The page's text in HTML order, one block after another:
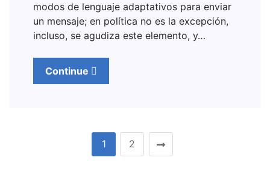
modos de lenguaje adaptativos para enviar
un mensaje; en política no es la excepción,
incluso, se agudiza este elemento, y…
Continue
1 2